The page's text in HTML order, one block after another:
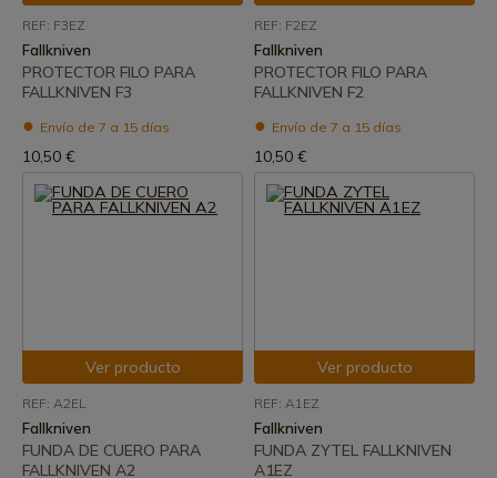
REF: F3EZ
Fallkniven
PROTECTOR FILO PARA
FALLKNIVEN F3
Envío de 7 a 15 días
10,50 €
REF: F2EZ
Fallkniven
PROTECTOR FILO PARA
FALLKNIVEN F2
Envío de 7 a 15 días
10,50 €
Ver producto
REF: A2EL
Fallkniven
FUNDA DE CUERO PARA
FALLKNIVEN A2
Ver producto
REF: A1EZ
Fallkniven
FUNDA ZYTEL FALLKNIVEN
A1EZ